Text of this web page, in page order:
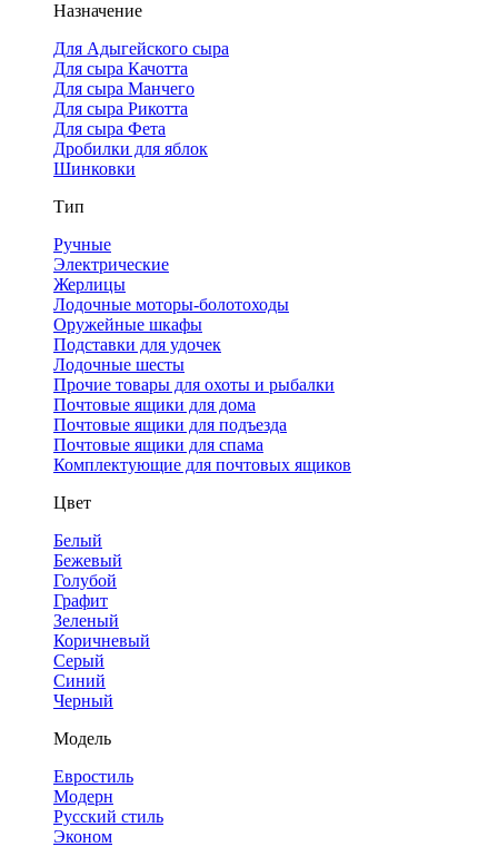
Назначение
Для Адыгейского сыра
Для сыра Качотта
Для сыра Манчего
Для сыра Рикотта
Для сыра Фета
Дробилки для яблок
Шинковки
Тип
Ручные
Электрические
Жерлицы
Лодочные моторы-болотоходы
Оружейные шкафы
Подставки для удочек
Лодочные шесты
Прочие товары для охоты и рыбалки
Почтовые ящики для дома
Почтовые ящики для подъезда
Почтовые ящики для спама
Комплектующие для почтовых ящиков
Цвет
Белый
Бежевый
Голубой
Графит
Зеленый
Коричневый
Серый
Синий
Черный
Модель
Евростиль
Модерн
Русский стиль
Эконом